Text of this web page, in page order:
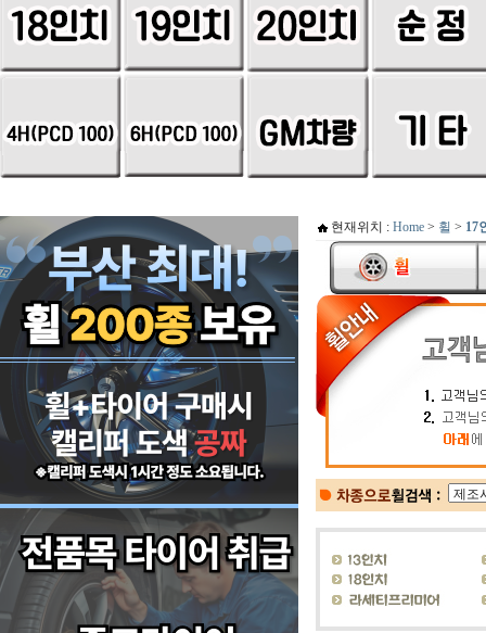
현재위치 : Home > 휠 > 17